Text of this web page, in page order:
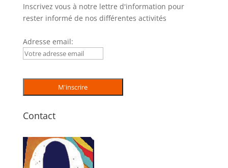
Inscrivez vous à notre lettre d'information pour
rester informé de nos différentes activités
Adresse email:
Contact